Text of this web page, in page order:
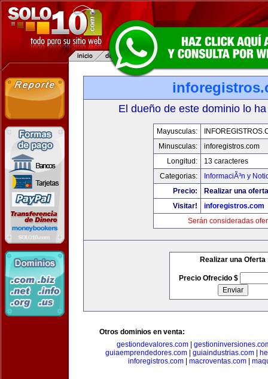
El dueño de este dominio lo
Mayusculas:
Minusculas:
inforegistros.com
Longitud:
13 caracteres
Categorias:
InformaciÃ³n y
Precio:
Realizar una
Visitar!
inforegistros.com
Serán consideradas
Realizar una Oferta
Precio Ofrecido $
Otros dominios en venta:
gestiondevalores.com|
guiaemprendedores.com
guiaindustrias.com
inforegistros.com| macroventas.com|